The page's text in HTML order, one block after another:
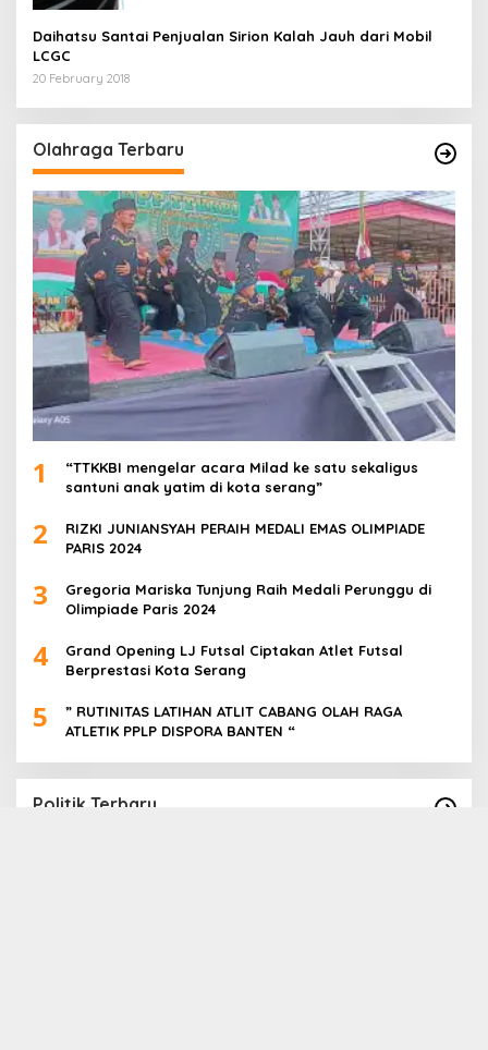
Daihatsu Santai Penjualan Sirion Kalah Jauh dari Mobil
LCGC
20 February 2018
Olahraga Terbaru
1
“TTKKBI mengelar acara Milad ke satu sekaligus
santuni anak yatim di kota serang”
2
RIZKI JUNIANSYAH PERAIH MEDALI EMAS OLIMPIADE
PARIS 2024
3
Gregoria Mariska Tunjung Raih Medali Perunggu di
Olimpiade Paris 2024
4
Grand Opening LJ Futsal Ciptakan Atlet Futsal
Berprestasi Kota Serang
5
” RUTINITAS LATIHAN ATLIT CABANG OLAH RAGA
ATLETIK PPLP DISPORA BANTEN “
Politik Terbaru